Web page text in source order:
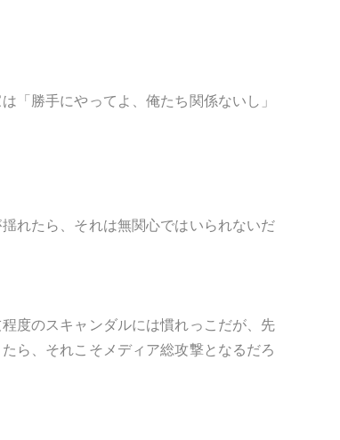
「勝手にやってよ、俺たち関係ないし」
れたら、それは無関心ではいられないだ
度のスキャンダルには慣れっこだが、先
ら、それこそメディア総攻撃となるだろ